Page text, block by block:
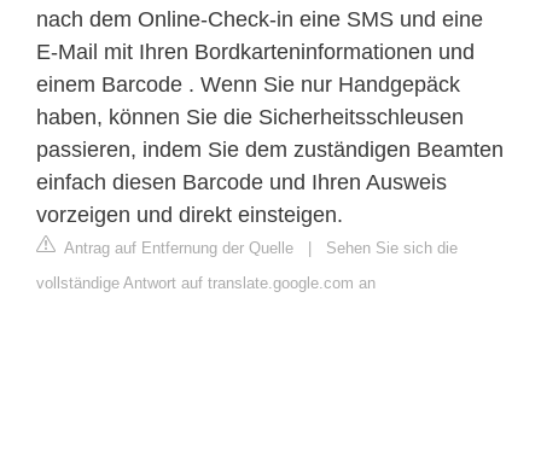
nach dem Online-Check-in eine SMS und eine
E-Mail mit Ihren Bordkarteninformationen und
einem Barcode . Wenn Sie nur Handgepäck
haben, können Sie die Sicherheitsschleusen
passieren, indem Sie dem zuständigen Beamten
einfach diesen Barcode und Ihren Ausweis
vorzeigen und direkt einsteigen.
Antrag auf Entfernung der Quelle | Sehen Sie sich die
vollständige Antwort auf translate.google.com an